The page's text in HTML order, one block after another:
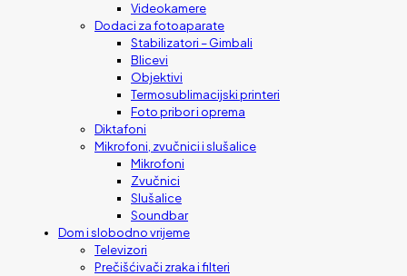
Videokamere
Dodaci za fotoaparate
Stabilizatori – Gimbali
Blicevi
Objektivi
Termosublimacijski printeri
Foto pribor i oprema
Diktafoni
Mikrofoni, zvučnici i slušalice
Mikrofoni
Zvučnici
Slušalice
Soundbar
Dom i slobodno vrijeme
Televizori
Prečišćivači zraka i filteri